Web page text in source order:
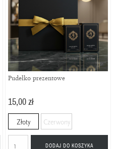
Pudełko prezentowe
15,00 zł
Złoty Czerwony
DODAJ DO KOSZYKA